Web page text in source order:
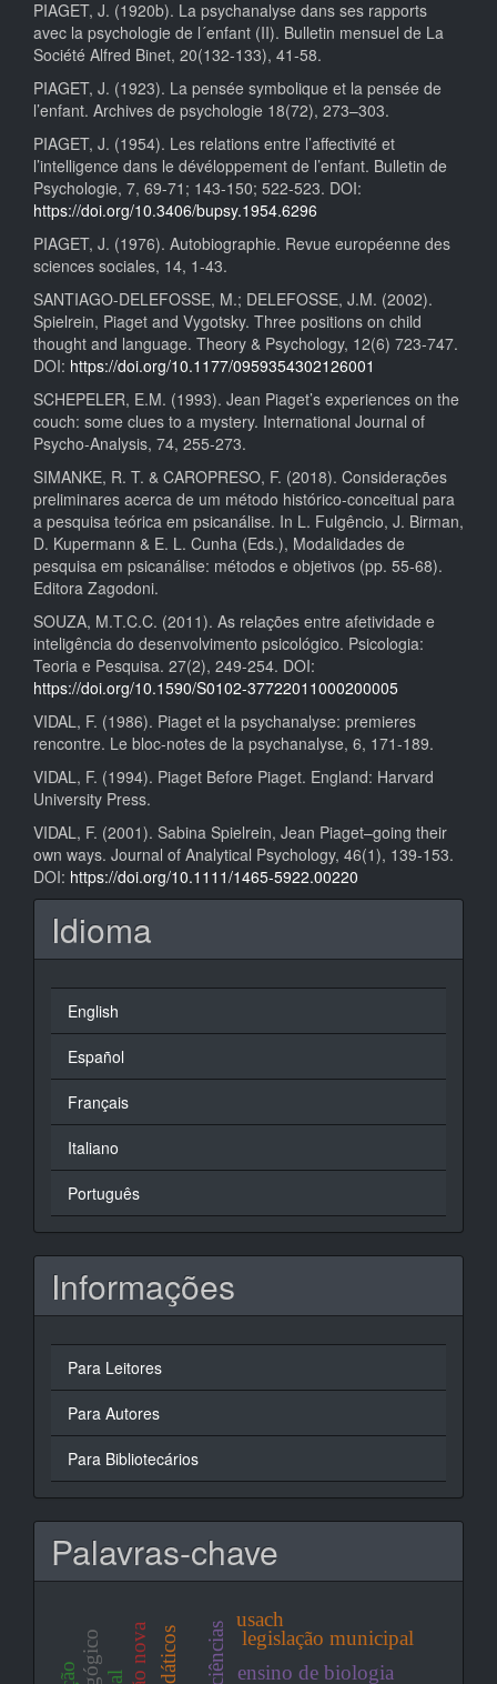
PIAGET, J. (1920b). La psychanalyse dans ses rapports
avec la psychologie de l´enfant (II). Bulletin mensuel de La
Société Alfred Binet, 20(132-133), 41-58.
PIAGET, J. (1923). La pensée symbolique et la pensée de
l’enfant. Archives de psychologie 18(72), 273–303.
PIAGET, J. (1954). Les relations entre l’affectivité et
l’intelligence dans le dévéloppement de l’enfant. Bulletin de
Psychologie, 7, 69-71; 143-150; 522-523. DOI:
https://doi.org/10.3406/bupsy.1954.6296
PIAGET, J. (1976). Autobiographie. Revue européenne des
sciences sociales, 14, 1-43.
SANTIAGO-DELEFOSSE, M.; DELEFOSSE, J.M. (2002).
Spielrein, Piaget and Vygotsky. Three positions on child
thought and language. Theory & Psychology, 12(6) 723-747.
DOI: https://doi.org/10.1177/0959354302126001
SCHEPELER, E.M. (1993). Jean Piaget’s experiences on the
couch: some clues to a mystery. International Journal of
Psycho-Analysis, 74, 255-273.
SIMANKE, R. T. & CAROPRESO, F. (2018). Considerações
preliminares acerca de um método histórico-conceitual para
a pesquisa teórica em psicanálise. In L. Fulgêncio, J. Birman,
D. Kupermann & E. L. Cunha (Eds.), Modalidades de
pesquisa em psicanálise: métodos e objetivos (pp. 55-68).
Editora Zagodoni.
SOUZA, M.T.C.C. (2011). As relações entre afetividade e
inteligência do desenvolvimento psicológico. Psicologia:
Teoria e Pesquisa. 27(2), 249-254. DOI:
https://doi.org/10.1590/S0102-37722011000200005
VIDAL, F. (1986). Piaget et la psychanalyse: premieres
rencontre. Le bloc-notes de la psychanalyse, 6, 171-189.
VIDAL, F. (1994). Piaget Before Piaget. England: Harvard
University Press.
VIDAL, F. (2001). Sabina Spielrein, Jean Piaget–going their
own ways. Journal of Analytical Psychology, 46(1), 139-153.
DOI: https://doi.org/10.1111/1465-5922.00220
Idioma
English
Español
Français
Italiano
Português
Informações
Para Leitores
Para Autores
Para Bibliotecários
Palavras-chave
ensino de biologia
legislação municipal
usach